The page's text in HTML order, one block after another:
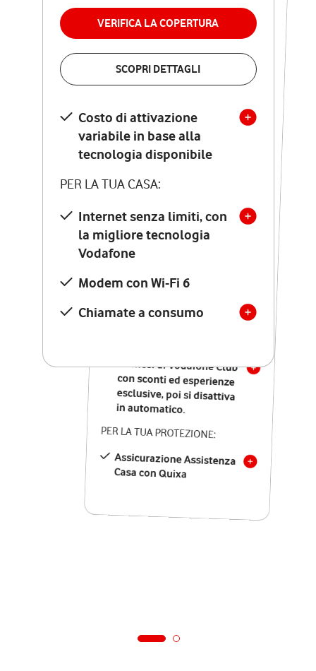
VERIFICA LA COPERTURA
SCOPRI DETTAGLI
Costo di attivazione
variabile in base alla
tecnologia disponibile
PER LA TUA CASA:
Internet senza limiti, con
la migliore tecnologia
Vodafone
Modem con Wi-Fi 6
Chiamate a consumo
permanenza
VERIFICA LA COPERTURA
Costo di attivazione
variabile in base alla
tecnologia disponibile
PER LA TUA CASA:
Internet senza limiti, con
la migliore tecnologia
Vodafone
Modem Seven con Wi-Fi 7
Chiamate illimitate verso
numeri fissi e mobili
nazionali
12 mesi di Vodafone Club
con sconti ed esperienze
esclusive, poi si disattiva
in automatico.
PER LA TUA PROTEZIONE:
Assicurazione Assistenza
Casa con Quixa